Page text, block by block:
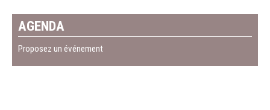
AGENDA
Proposez un événement